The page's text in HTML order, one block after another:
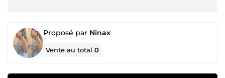
Proposé par Ninax
Vente au total0